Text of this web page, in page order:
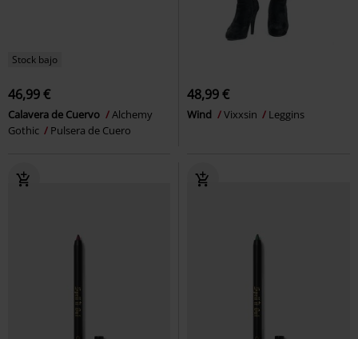
Stock bajo
46,99 €
Calavera de Cuervo
Alchemy
Gothic
Pulsera de Cuero
48,99 €
Wind Vixxsin Leggins